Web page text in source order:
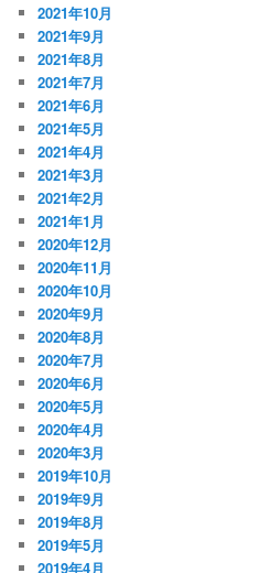
2021年10月
2021年9月
2021年8月
2021年7月
2021年6月
2021年5月
2021年4月
2021年3月
2021年2月
2021年1月
2020年12月
2020年11月
2020年10月
2020年9月
2020年8月
2020年7月
2020年6月
2020年5月
2020年4月
2020年3月
2019年10月
2019年9月
2019年8月
2019年5月
2019年4月